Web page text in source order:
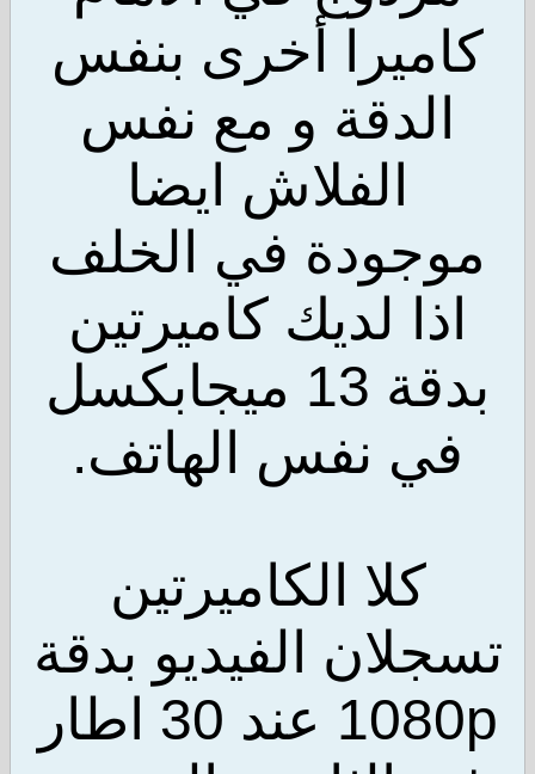
أخرى بنفس
و مع نفس
الفلاش ايضا
في الخلف
لديك كاميرتين
بدقة 13 ميجابكسل
نفس الهاتف.
كلا الكاميرتين
الفيديو بدقة
1080p عند 30 اطار